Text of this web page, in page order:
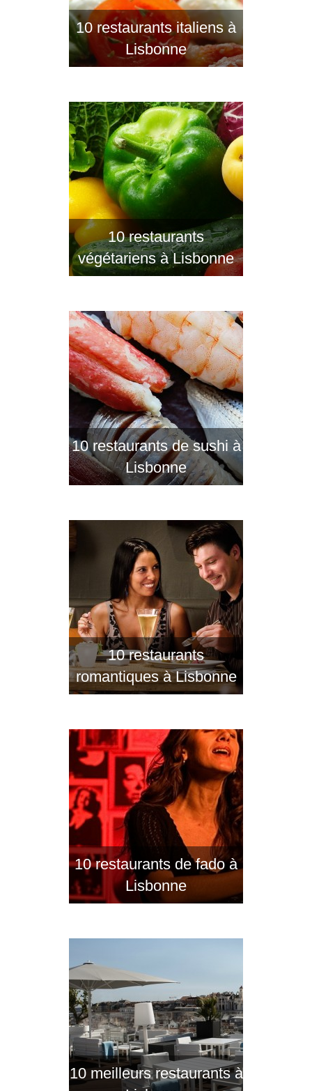
10 restaurants italiens à
Lisbonne
10 restaurants
végétariens à Lisbonne
10 restaurants de sushi à
Lisbonne
10 restaurants
romantiques à Lisbonne
10 restaurants de fado à
Lisbonne
10 meilleurs restaurants à